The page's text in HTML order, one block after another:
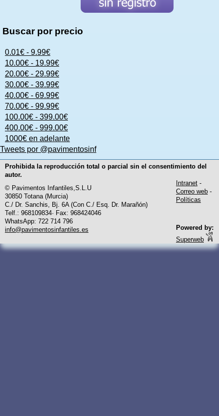
Buscar por precio
0.01€ - 9.99€
10.00€ - 19.99€
20.00€ - 29.99€
30.00€ - 39.99€
40.00€ - 69.99€
70.00€ - 99.99€
100.00€ - 399.00€
400.00€ - 999.00€
1000€ en adelante
Tweets por @pavimentosinf
Prohibida la reproducción total o parcial sin el consentimiento del
autor.
© Pavimentos Infantiles,S.L.U
30850 Totana (Murcia)
C./ Dr. Sanchis, Bj. 6A (Con C./ Esq. Dr. Marañón)
Telf.: 968109834· Fax: 968424046
WhatsApp: 722 714 796
info@pavimentosinfantiles.es
Intranet -
Correo web -
Políticas
Powered by:
Superweb